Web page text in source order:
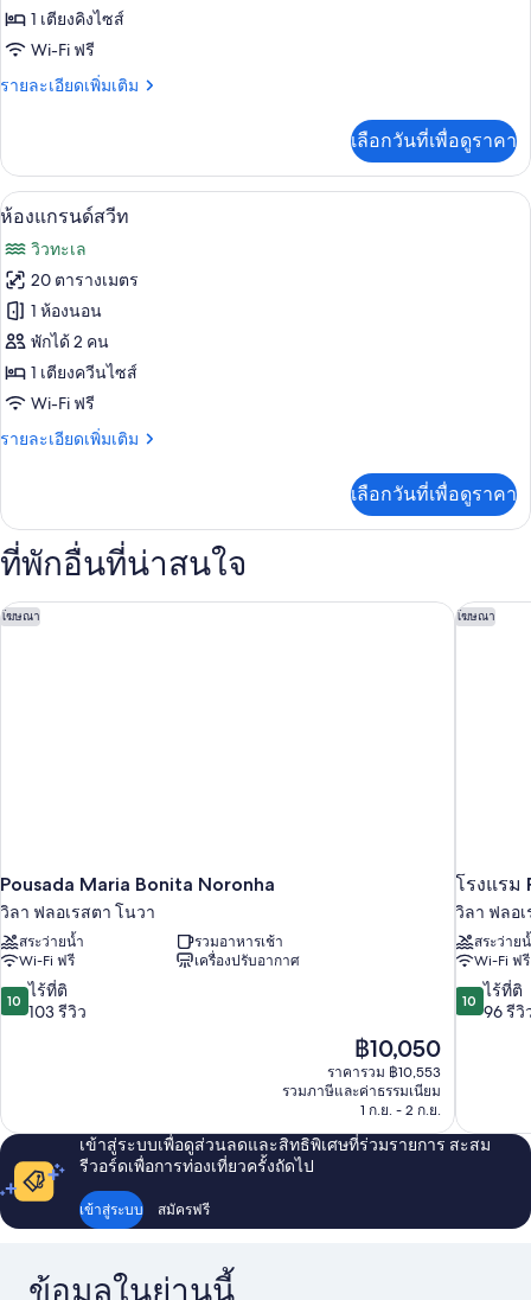
ของ
ห้อง
คลาส
ก
สวีท
1 เตียงคิงไซส์
Wi-Fi ฟรี
รายละเอียดเพิ่มเติม
ราย
เกี่ยว
กับ
ห้อง
สิ
ก
สวี
ท
เลือกวันที่เพื่อดูราคา
เปิด
ภาพถ่าย
ทั้งหมด
ของ
ห้อง
แก
รนด์
สวีท
ห้องแกรนด์สวีท | มินิบาร์, ห้องเก็บเสี
7
ห้องแกรนด์สวีท
วิวทะเล
20 ตารางเมตร
1 ห้องนอน
พักได้ 2 คน
1 เตียงควีนไซส์
Wi-Fi ฟรี
รายละเอียดเพิ่มเติม
ราย
เกี่ยว
กับ
ห้อง
รนด์
สวี
เลือกวันที่เพื่อดูราคา
ที่พักอื่นที่น่าสนใจ
โฆษณา
Pousada Maria Bonita Noronha
วิลา ฟลอเรสตา โนวา
สระว่ายน้ำ
รวมอาหารเช้า
Wi-Fi ฟรี
เครื่องปรับอากาศ
10.0
จาก
103
รีวิว
10 ไร้ที่ติ
103 รีวิว
ราคา
ปัจจุบัน
คือ
฿10,050
฿10,050
ราคารวม ฿10,553
รวมภาษีและค่าธรรมเนียม
1 ก.ย. - 2 ก.ย.
Pousada Maria Bonita Noronha โฆษณา
โรงแรม
วิลา ฟลอ
สระว่าย
Wi-Fi ฟรี
10.0
จาก
96
รีวิว
10 ไร้ที่ติ
96 รีวิ
โรงแรม
เข้าสู่ระบบเพื่อดูส่วนลดและสิทธิพิเศษที่ร่วมรายการ สะสม
รีวอร์ดเพื่อการท่องเที่ยวครั้งถัดไป
เข้าสู่ระบบ สมัครฟรี
ข้อมูลในย่านนี้